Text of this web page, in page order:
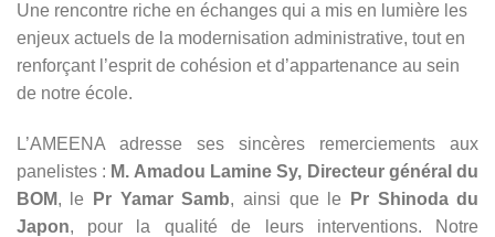
Une rencontre riche en échanges qui a mis en lumière les
enjeux actuels de la modernisation administrative, tout en
renforçant l’esprit de cohésion et d’appartenance au sein
de notre école.
L’AMEENA adresse ses sincères remerciements aux
panelistes : M. Amadou Lamine Sy, Directeur général du
BOM, le Pr Yamar Samb, ainsi que le
Pr Shinoda du
Japon, pour la qualité de leurs interventions. Notre